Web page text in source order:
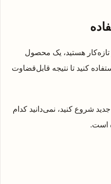
تازه‌کار هستید، یک محصول
کنید تا نتیجه قابل‌قضاوت
شروع کنید، نمی‌دانید کدام
است.